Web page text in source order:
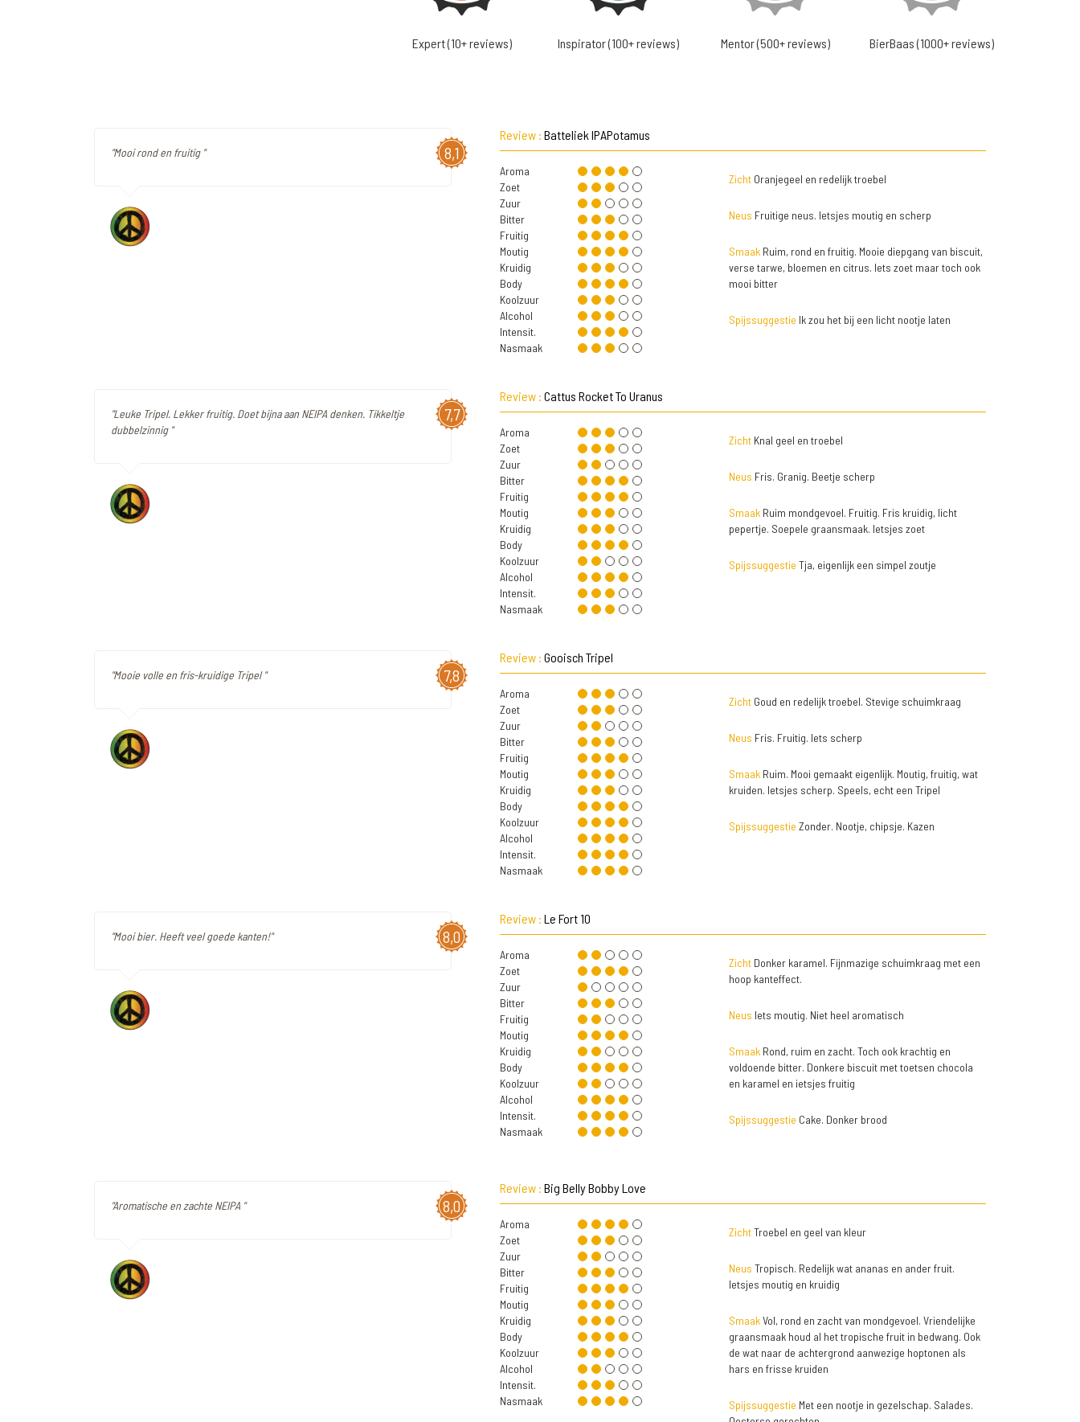
Expert (10+ reviews) Inspirator (100+ reviews) Mentor (500+ reviews) BierBaas (1000+ reviews)
8,1
"Mooi rond en fruitig "
Review : Batteliek IPAPotamus
Aroma
Zoet
Zuur
Bitter
Fruitig
Moutig
Kruidig
Body
Koolzuur
Alcohol
Intensit.
Nasmaak
ZichtOranjegeel en redelijk troebel
Neus Fruitige neus. Ietsjes moutig en scherp
SmaakRuim, rond en fruitig. Mooie diepgang van biscuit,
verse tarwe, bloemen en citrus. Iets zoet maar toch ook
mooi bitter
Spijssuggestie Ik zou het bij een licht nootje laten
7,7
"Leuke Tripel. Lekker fruitig. Doet bijna aan NEIPA denken. Tikkeltje
dubbelzinnig "
Review : Cattus Rocket To Uranus
Aroma
Zoet
Zuur
Bitter
Fruitig
Moutig
Kruidig
Body
Koolzuur
Alcohol
Intensit.
Nasmaak
ZichtKnal geel en troebel
Neus Fris. Granig. Beetje scherp
SmaakRuim mondgevoel. Fruitig. Fris kruidig, licht
pepertje. Soepele graansmaak. Ietsjes zoet
Spijssuggestie Tja, eigenlijk een simpel zoutje
7,8
"Mooie volle en fris-kruidige Tripel "
Review : Gooisch Tripel
Aroma
Zoet
Zuur
Bitter
Fruitig
Moutig
Kruidig
Body
Koolzuur
Alcohol
Intensit.
Nasmaak
ZichtGoud en redelijk troebel. Stevige schuimkraag
Neus Fris. Fruitig. Iets scherp
SmaakRuim. Mooi gemaakt eigenlijk. Moutig, fruitig, wat
kruiden. Ietsjes scherp. Speels, echt een Tripel
Spijssuggestie Zonder. Nootje, chipsje. Kazen
8,0
"Mooi bier. Heeft veel goede kanten!"
Review : Le Fort 10
Aroma
Zoet
Zuur
Bitter
Fruitig
Moutig
Kruidig
Body
Koolzuur
Alcohol
Intensit.
Nasmaak
ZichtDonker karamel. Fijnmazige schuimkraag met een
hoop kanteffect.
Neus Iets moutig. Niet heel aromatisch
SmaakRond, ruim en zacht. Toch ook krachtig en
voldoende bitter. Donkere biscuit met toetsen chocola
en karamel en ietsjes fruitig
Spijssuggestie Cake. Donker brood
8,0
"Aromatische en zachte NEIPA "
Review : Big Belly Bobby Love
Aroma
Zoet
Zuur
Bitter
Fruitig
Moutig
Kruidig
Body
Koolzuur
Alcohol
Intensit.
Nasmaak
ZichtTroebel en geel van kleur
Neus Tropisch. Redelijk wat ananas en ander fruit.
Ietsjes moutig en kruidig
SmaakVol, rond en zacht van mondgevoel. Vriendelijke
graansmaak houd al het tropische fruit in bedwang. Ook
de wat naar de achtergrond aanwezige hoptonen als
hars en frisse kruiden
Spijssuggestie Met een nootje in gezelschap. Salades.